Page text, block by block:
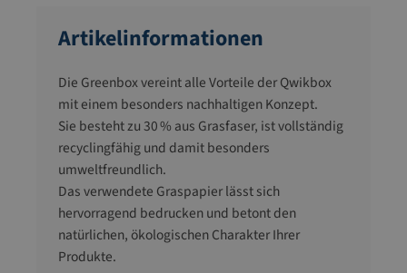
Artikelinformationen
Die Greenbox vereint alle Vorteile der Qwikbox
mit einem besonders nachhaltigen Konzept.
Sie besteht zu 30 % aus Grasfaser, ist vollständig
recyclingfähig und damit besonders
umweltfreundlich.
Das verwendete Graspapier lässt sich
hervorragend bedrucken und betont den
natürlichen, ökologischen Charakter Ihrer
Produkte.